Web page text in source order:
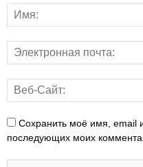
Сохранить моё имя, email
последующих моих